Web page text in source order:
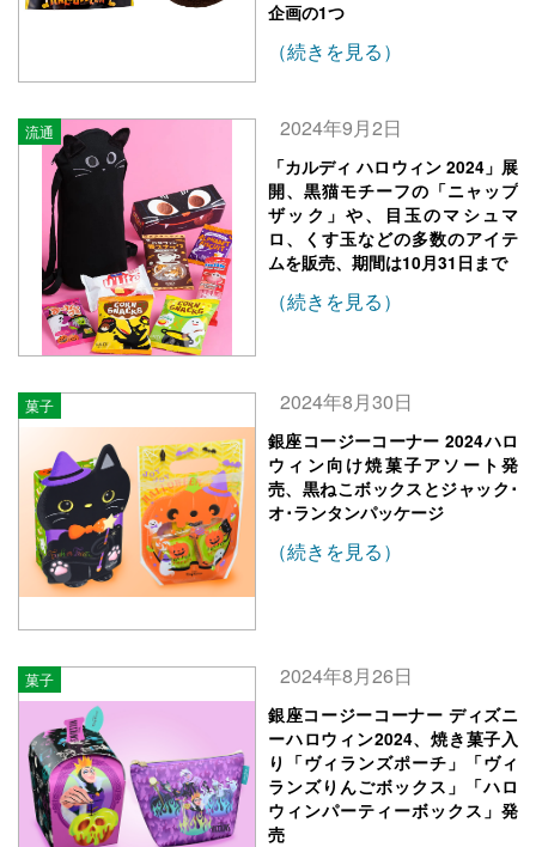
企画の1つ
（続きを見る）
流通 2024年9月2日
「カルディ ハロウィン 2024」展
開、黒猫モチーフの「ニャップ
ザック」や、目玉のマシュマ
ロ、くす玉などの多数のアイテ
ムを販売、期間は10月31日まで
（続きを見る）
菓子 2024年8月30日
銀座コージーコーナー 2024ハロ
ウィン向け焼菓子アソート発
売、黒ねこボックスとジャック･
オ･ランタンパッケージ
（続きを見る）
菓子 2024年8月26日
銀座コージーコーナー ディズニ
ーハロウィン2024、焼き菓子入
り「ヴィランズポーチ」「ヴィ
ランズりんごボックス」「ハロ
ウィンパーティーボックス」発
売